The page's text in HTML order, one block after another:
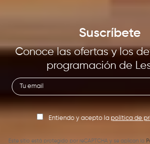
Suscríbete
Conoce las ofertas y los
programación de
Entiendo y acepto la política de
Este sitio está protegido por reCAPTCHA y se aplican la